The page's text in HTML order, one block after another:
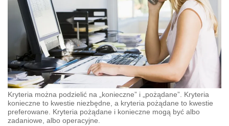
Kryteria można podzielić na „konieczne” i „pożądane”. Kryteria
konieczne to kwestie niezbędne, a kryteria pożądane to kwestie
preferowane. Kryteria pożądane i konieczne mogą być albo
zadaniowe, albo operacyjne.